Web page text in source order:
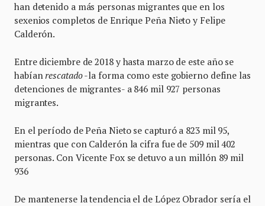
han detenido a más personas migrantes que en los
sexenios completos de Enrique Peña Nieto y Felipe
Calderón.
Entre diciembre de 2018 y hasta marzo de este año se
habíanrescatado-la forma como este gobierno define las
detenciones de migrantes- a 846 mil 927 personas
migrantes.
En el período de Peña Nieto se capturó a 823 mil 95,
mientras que con Calderón la cifra fue de 509 mil 402
personas. Con Vicente Fox se detuvo a un millón 89 mil
936
De mantenerse la tendencia el de López Obrador sería el